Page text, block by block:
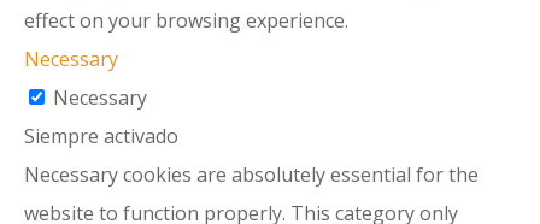
effect on your browsing experience.
Necessary
Necessary
Siempre activado
Necessary cookies are absolutely essential for the
website to function properly. This category only